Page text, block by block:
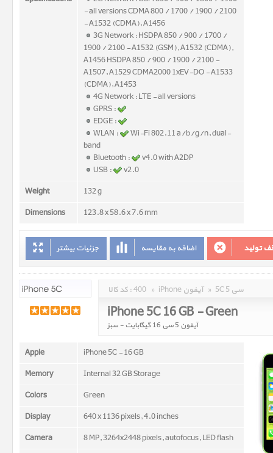
- all versions CDMA 800 / 1700 / 1900 / 2100
- A1532 (CDMA), A1456
3G Network : HSDPA 850 / 900 / 1700 /
1900 / 2100 - A1532 (GSM), A1532 (CDMA),
A1456 HSDPA 850 / 900 / 1900 / 2100 -
A1507, A1529 CDMA2000 1xEV-DO - A1533
(CDMA), A1453
4G Network : LTE - all versions
GPRS :
EDGE :
WLAN :
Wi-Fi 802.11 a/b/g/n, dual-
band
Bluetooth :
v4.0 with A2DP
USB :
v2.0
Weight
132 g
Dimensions
123.8 x 58.6 x 7.6 mm
جزئیات بیشتر اضافه به مقایسه تولید
کد کالا : 400 » iPhone آیفون » 5C 5 سی
iPhone 5C 16 GB - Green
آیفون 5 سی 16 گیگابایت - سبز
Apple
iPhone 5C - 16 GB
Memory
Internal 32 GB Storage
Colors
Green
Display
640 x 1136 pixels, 4.0 inches
Camera
8 MP, 3264x2448 pixels, autofocus, LED flash